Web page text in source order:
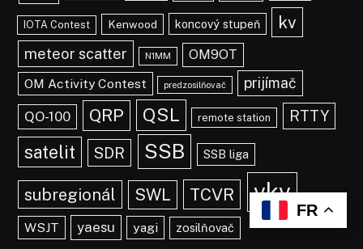
IOTA Contest Kenwood koncový stupeň kv
meteor scatter N1MM
OM9OT
OM Activity Contest
predzosilňovač prijímač
QO-100 QRP QSL remote station RTTY
satelit SDR SSB SSB liga
subregionál SWL TCVR vkv
WSJT yaesu yagi zosilňovač
FR